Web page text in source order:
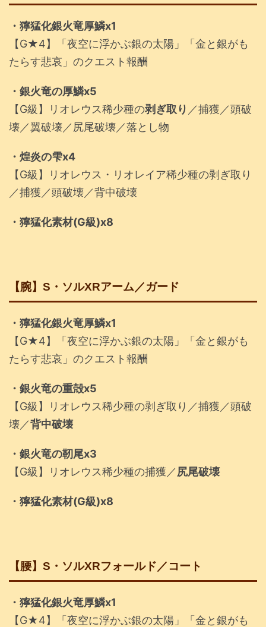
・獰猛化銀火竜厚鱗x1
【G★4】「夜空に浮かぶ銀の太陽」「金と銀がも
たらす悲哀」のクエスト報酬
・銀火竜の厚鱗x5
【G級】リオレウス稀少種の剥ぎ取り ／捕獲／頭破
壊／翼破壊／尻尾破壊／落とし物
・煌炎の雫x4
【G級】リオレウス・リオレイア稀少種の剥ぎ取り
／捕獲／頭破壊／背中破壊
・獰猛化素材(G級)x8
【腕】S・ソルXRアーム／ガード
・獰猛化銀火竜厚鱗x1
【G★4】「夜空に浮かぶ銀の太陽」「金と銀がも
たらす悲哀」のクエスト報酬
・銀火竜の重殻x5
【G級】リオレウス稀少種の剥ぎ取り／捕獲／頭破
壊／背中破壊
・銀火竜の靭尾x3
【G級】リオレウス稀少種の捕獲／ 尻尾破壊
・獰猛化素材(G級)x8
【腰】S・ソルXRフォールド／コート
・獰猛化銀火竜厚鱗x1
【G★4】「夜空に浮かぶ銀の太陽」「金と銀がも